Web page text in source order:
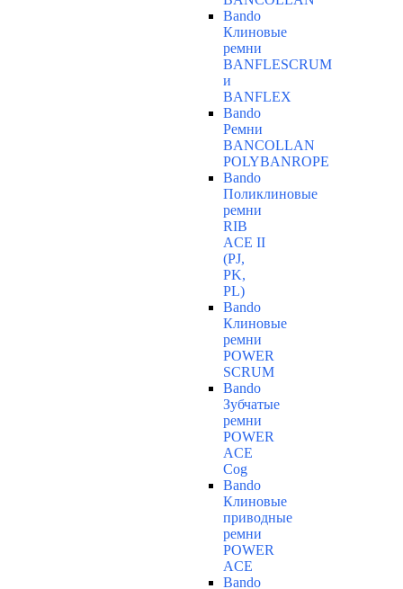
Bando
Клиновые
ремни
BANFLESCRUM
и
BANFLEX
Bando
Ремни
BANCOLLAN
POLYBANROPE
Bando
Поликлиновые
ремни
RIB
ACE II
(PJ,
PK,
PL)
Bando
Клиновые
ремни
POWER
SCRUM
Bando
Зубчатые
ремни
POWER
ACE
Cog
Bando
Клиновые
приводные
ремни
POWER
ACE
Bando